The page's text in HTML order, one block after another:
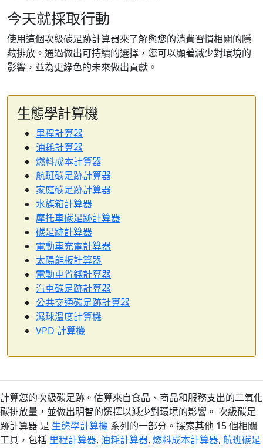
今天就採取行動
使用這個次級碳足跡計算器來了解與您的消費習慣相關的隱
藏排放。通過做出可持續的選擇，您可以顯著減少對環境的
影響，並為更綠色的未來做出貢獻。
生態學計算機
里程計算器
油耗計算器
燃料成本計算器
航班碳足跡計算器
家庭碳足跡計算器
水族箱計算器
摩托車碳足跡計算器
碳足跡計算器
電動車充電計算器
太陽能板計算器
電動車省錢計算器
汽車碳足跡計算器
公共交通碳足跡計算器
濕球溫度計算機
VPD 計算機
計算您的次級碳足跡。估算來自食品、商品和服務支出的二氧化
碳排放量，並做出明智的選擇以減少對環境的影響。 次級碳足
跡計算器 是 生態學計算機 系列的一部分。探索其他 15 個相關
工具，包括 里程計算器, 油耗計算器, 燃料成本計算器, 航班碳足